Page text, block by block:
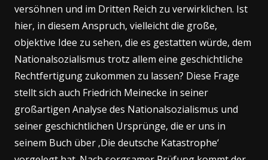
versöhnen und im Dritten Reich zu verwirklichen. Ist
hier, in diesem Anspruch, vielleicht die große,
objektive Idee zu sehen, die es gestatten würde, dem
Nationalsozialismus trotz allem eine geschichtliche
Rechtfertigung zukommen zu lassen? Diese Frage
stellt sich auch Friedrich Meinecke in seiner
großartigen Analyse des Nationalsozialismus und
seiner geschichtlichen Ursprünge, die er uns in
seinem Buch über ‚Die deutsche Katastrophe‘